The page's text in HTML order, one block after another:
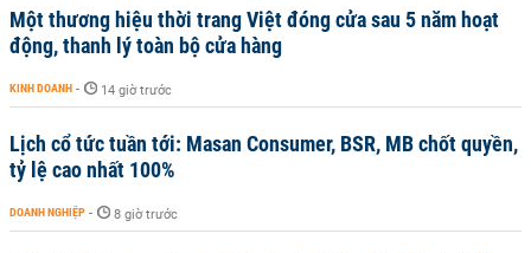
Một thương hiệu thời trang Việt đóng cửa sau 5 năm hoạt
động, thanh lý toàn bộ cửa hàng
KINH DOANH - 14 giờ trước
Lịch cổ tức tuần tới: Masan Consumer, BSR, MB chốt quyền,
tỷ lệ cao nhất 100%
DOANH NGHIỆP - 8 giờ trước